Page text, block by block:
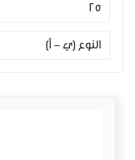
25
النوع (ي - أ)